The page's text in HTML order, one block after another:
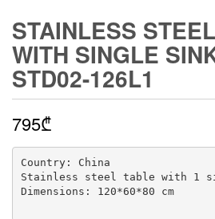
STAINLESS
WITH SINGLE
STD02-126L1
795₾
Country: China
Stainless steel table with 1
Dimensions: 120*60*80 cm